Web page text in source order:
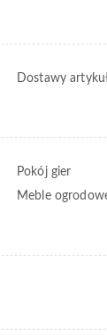
Dostawy
Pokój gier
Meble